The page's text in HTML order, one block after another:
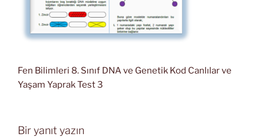
Fen Bilimleri 8. Sınıf DNA ve Genetik Kod Canlılar ve
Yaşam Yaprak Test 3
Bir yanıt yazın